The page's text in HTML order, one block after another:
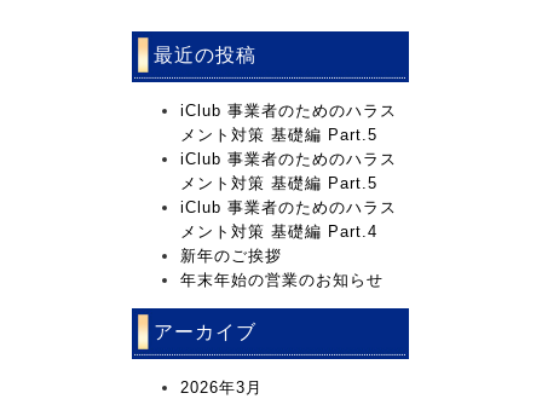
最近の投稿
iClub 事業者のためのハラス
メント対策 基礎編 Part.5
iClub 事業者のためのハラス
メント対策 基礎編 Part.5
iClub 事業者のためのハラス
メント対策 基礎編 Part.4
新年のご挨拶
年末年始の営業のお知らせ
アーカイブ
2026年3月